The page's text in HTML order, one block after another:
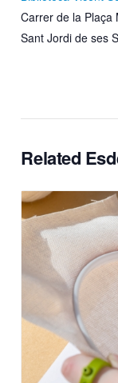
Carrer de la Plaça
Sant Jordi de ses
Related